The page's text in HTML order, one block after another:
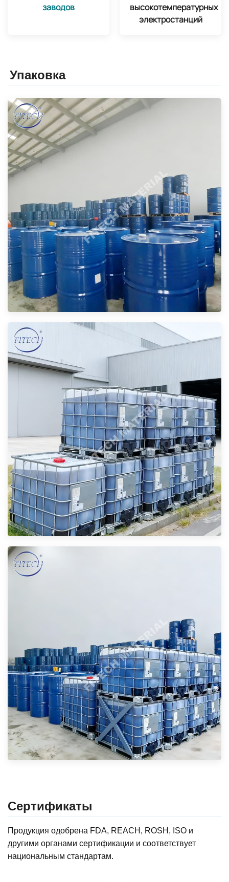
заводов
высокотемпературных
электростанций
Упаковка
Сертификаты
Продукция одобрена FDA, REACH, ROSH, ISO и
другими органами сертификации и соответствует
национальным стандартам.